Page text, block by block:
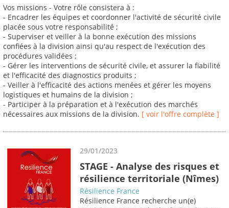
Vos missions - Votre rôle consistera à :
- Encadrer les équipes et coordonner l'activité de sécurité civile
placée sous votre responsabilité ;
- Superviser et veiller à la bonne exécution des missions
confiées à la division ainsi qu'au respect de l'exécution des
procédures validées ;
- Gérer les interventions de sécurité civile, et assurer la fiabilité
et l'efficacité des diagnostics produits ;
- Veiller à l'efficacité des actions menées et gérer les moyens
logistiques et humains de la division ;
- Participer à la préparation et à l'exécution des marchés
nécessaires aux missions de la division. [ voir l'offre complète ]
29/01/2023
STAGE - Analyse des risques et
résilience territoriale (Nîmes)
Résilience France
Résilience France recherche un(e)